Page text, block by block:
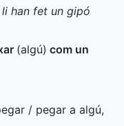
han fet un gipó
(algú) com un
/ pegar a algú,